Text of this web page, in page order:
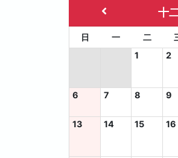
十
日 一 二
1
2
6 7 8 9
13 14 15 16